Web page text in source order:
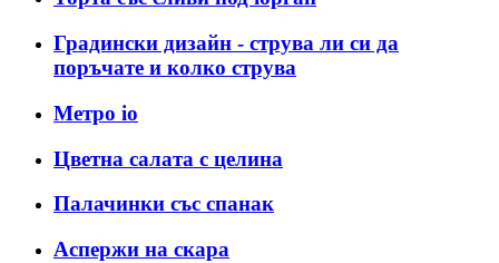
Градински дизайн - струва ли си да
поръчате и колко струва
Метро io
Цветна салата с целина
Палачинки със спанак
Аспержи на скара